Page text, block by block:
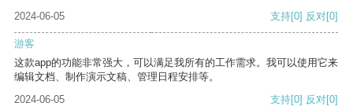
2024-06-05 支持[0] 反对[0]
游客
这款app的功能非常强大，可以满足我所有的工作需求。我可以使用它来
编辑文档、制作演示文稿、管理日程安排等。
2024-06-05
支持[0] 反对[0]